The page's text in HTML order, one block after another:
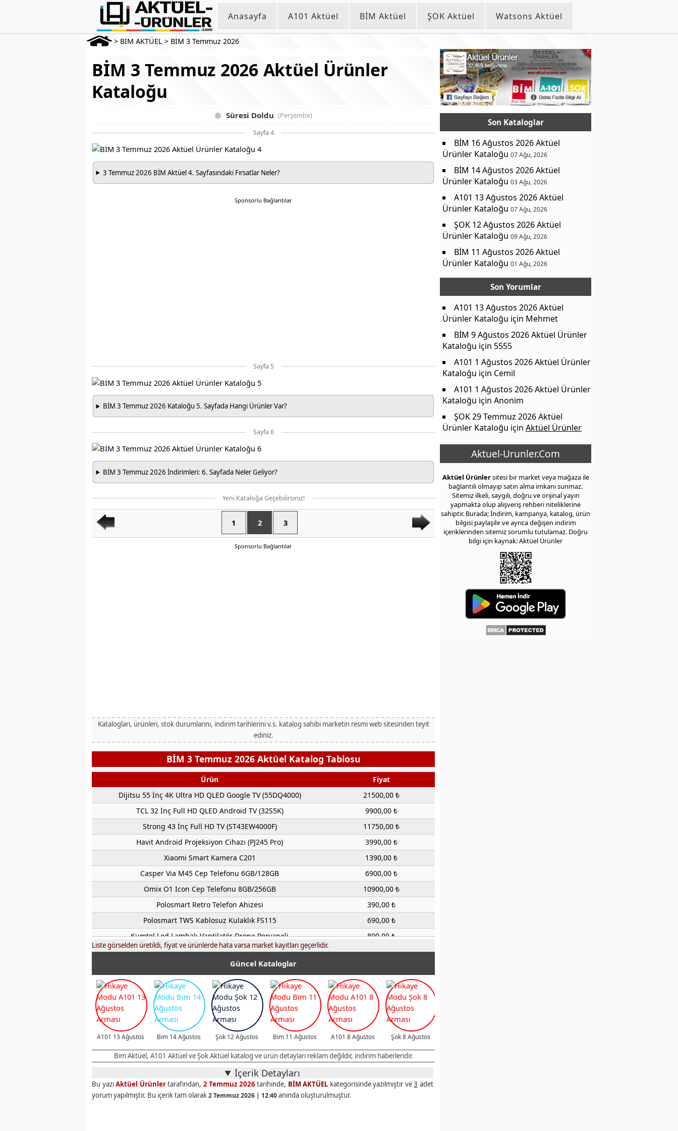
Anasayfa A101 Aktüel BİM Aktüel ŞOK Aktüel Watsons Aktüel
> BİM AKTÜEL > BİM 3 Temmuz 2026
BİM 3 Temmuz 2026 Aktüel Ürünler
Kataloğu
Süresi Doldu (Perşembe)
Sayfa 4
3 Temmuz 2026 BİM Aktüel 4. Sayfasındaki Fırsatlar Neler?
Sponsorlu Bağlantılar
Sayfa 5
BİM 3 Temmuz 2026 Kataloğu 5. Sayfada Hangi Ürünler Var?
Sayfa 6
BİM 3 Temmuz 2026 İndirimleri: 6. Sayfada Neler Geliyor?
Yeni Kataloğa Geçebilirsiniz!
1 2 3
Sponsorlu Bağlantılar
Katalogları, ürünleri, stok durumlarını, indirim tarihlerini v.s. katalog sahibi marketin resmi web sitesinden teyit
ediniz.
BİM 3 Temmuz 2026 Aktüel Katalog Tablosu
Ürün
Fiyat
Dijitsu 55 İnç 4K Ultra HD QLED Google TV (55DQ4000)
21500,00 ₺
TCL 32 İnç Full HD QLED Android TV (32S5K)
9900,00 ₺
Strong 43 İnç Full HD TV (ST43EW4000F)
11750,00 ₺
Havit Android Projeksiyon Cihazı (PJ245 Pro)
3990,00 ₺
Xiaomi Smart Kamera C201
1390,00 ₺
Casper Via M45 Cep Telefonu 6GB/128GB
6900,00 ₺
Omix O1 Icon Cep Telefonu 8GB/256GB
10900,00 ₺
Polosmart Retro Telefon Ahizesi
390,00 ₺
Polosmart TWS Kablosuz Kulaklık FS115
690,00 ₺
Kumtel Led Lambalı Vantilatör Drone Pervaneli
890,00 ₺
Polosmart Kablosuz Kulak Üstü Kulaklık FS116
690,00 ₺
Polosmart Kablosuz HDMI Ses ve Görüntü Aktarıcı PSH09
House Pratik Kafa Lambası HP100
450,00 ₺
Kumtel Beyaz Turbo Cam Ankastre Set
10950,00 ₺
Kumtel Siyah Turbo Cam Ankastre Set
10550,00 ₺
RKS RSI X Pro Katlanır Kalın Teker Elektrikli Bisiklet
27500,00 ₺
Philips Azur Ütü DST7510
3990,00 ₺
Fobem Su Isıtıcı Kettle
Kumtel İnox Set Üstü Ocak
Liste görselden üretildi, fiyat ve ürünlerde hata varsa market kayıtları geçerlidir.
Güncel Kataloglar
A101 13 Ağustos Bim 14 Ağustos Şok 12 Ağustos Bim 11 Ağustos A101 8 Ağustos Şok 8 Ağustos
Bim Aktüel, A101 Aktüel ve Şok Aktüel katalog ve ürün detayları reklam değildir, indirim haberleridir.
İçerik Detayları
Bu yazıAktüel Ürünlertarafından, 2 Temmuz 2026 tarihinde, BİM AKTÜEL kategorisinde yazılmıştır ve3 adet
yorum yapılmıştır. Bu içerik tam olarak2 Temmuz 2026 | 12:40anında oluşturulmuştur.
Son Kataloglar
BİM 16 Ağustos 2026 Aktüel
Ürünler Kataloğu 07 Ağu, 2026
BİM 14 Ağustos 2026 Aktüel
Ürünler Kataloğu 03 Ağu, 2026
A101 13 Ağustos 2026 Aktüel
Ürünler Kataloğu 07 Ağu, 2026
ŞOK 12 Ağustos 2026 Aktüel
Ürünler Kataloğu 09 Ağu, 2026
BİM 11 Ağustos 2026 Aktüel
Ürünler Kataloğu 01 Ağu, 2026
Son Yorumlar
A101 13 Ağustos 2026 Aktüel
Ürünler Kataloğu için Mehmet
BİM 9 Ağustos 2026 Aktüel Ürünler
Kataloğu için 5555
A101 1 Ağustos 2026 Aktüel Ürünler
Kataloğu için Cemil
A101 1 Ağustos 2026 Aktüel Ürünler
Kataloğu için Anonim
ŞOK 29 Temmuz 2026 Aktüel
Ürünler Kataloğu için Aktüel Ürünler
Aktuel-Urunler.Com
Aktüel Ürünlersitesi bir market veya mağaza ile
bağlantılı olmayıp satın alma imkanı sunmaz.
Sitemiz ilkeli, saygılı, doğru ve orijinal yayın
yapmakta olup alışveriş rehberi niteliklerine
sahiptir. Burada; İndirim, kampanya, katalog, ürün
bilgisi paylaşılır ve ayrıca değişen indirim
içeriklerinden sitemiz sorumlu tutulamaz. Doğru
bilgi için kaynak: Aktüel Ürünler